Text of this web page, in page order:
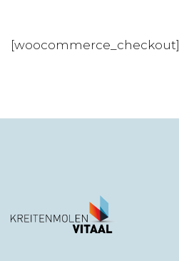
[woocommerce_checkout]